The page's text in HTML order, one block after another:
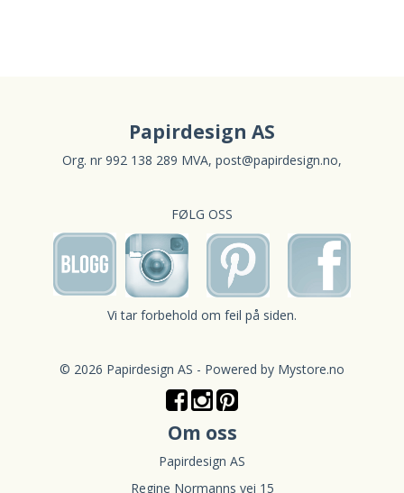
Papirdesign AS
Org. nr 992 138 289 MVA, post@papirdesign.no,
FØLG OSS
Vi tar forbehold om feil på siden.
© 2026 Papirdesign AS - Powered by Mystore.no
Om oss
Papirdesign AS
Regine Normanns vei 15